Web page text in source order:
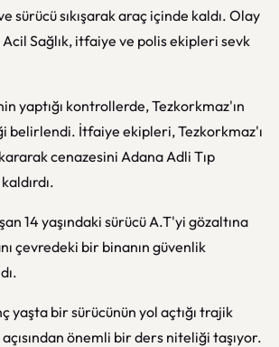
sürücü sıkışarak araç içinde kaldı. Olay
Sağlık, itfaiye ve polis ekipleri sevk
yaptığı kontrollerde, Tezkorkmaz'ın
belirlendi. İtfaiye ekipleri, Tezkorkmaz'ı
cenazesini Adana Adli Tıp
14 yaşındaki sürücü A.T'yi gözaltına
çevredeki bir binanın güvenlik
yaşta bir sürücünün yol açtığı trajik
açısından önemli bir ders niteliği taşıyor.